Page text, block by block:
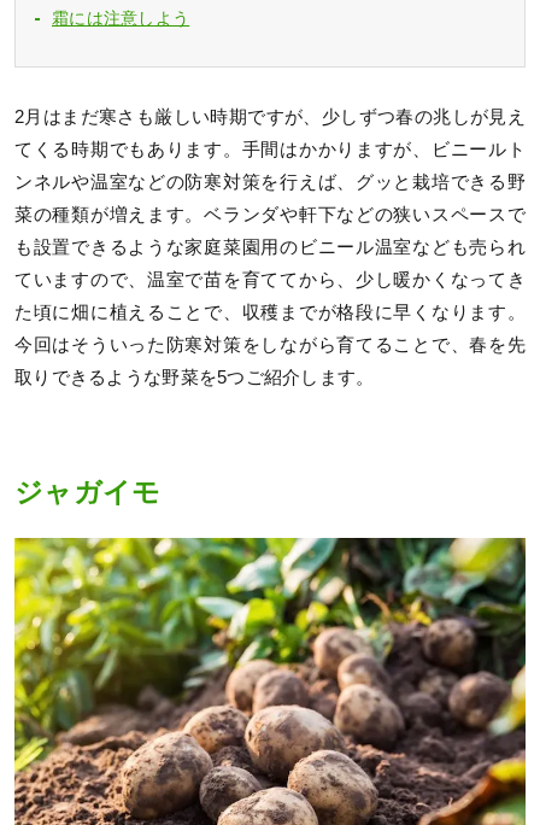
霜には注意しよう
2月はまだ寒さも厳しい時期ですが、少しずつ春の兆しが見え
てくる時期でもあります。手間はかかりますが、ビニールト
ンネルや温室などの防寒対策を行えば、グッと栽培できる野
菜の種類が増えます。ベランダや軒下などの狭いスペースで
も設置できるような家庭菜園用のビニール温室なども売られ
ていますので、温室で苗を育ててから、少し暖かくなってき
た頃に畑に植えることで、収穫までが格段に早くなります。
今回はそういった防寒対策をしながら育てることで、春を先
取りできるような野菜を5つご紹介します。
ジャガイモ